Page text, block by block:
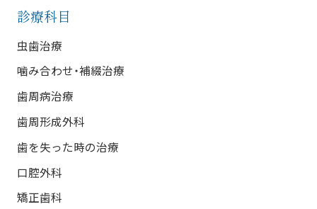
診療科目
虫歯治療
噛み合わせ・補綴治療
歯周病治療
歯周形成外科
歯を失った時の治療
口腔外科
矯正歯科